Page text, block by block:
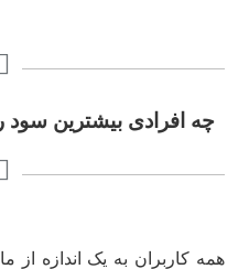
چه افرادی بیشترین سود
همه کاربران به یک اندازه از